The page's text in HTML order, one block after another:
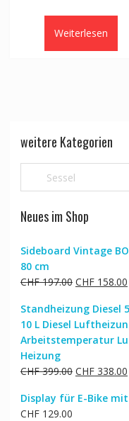
CHF
Weiterlesen
weitere Kategorien
Sessel
Neues im Shop
Sideboard Vintage
80 cm
CHF197.00
war:
CHF 197.00
CHF158.00
Standheizung Diesel
10 L Diesel
Arbeitstemperatur
Heizung
CHF399.00
war:
CHF338.00
Display für E-Bike
CHF129.00